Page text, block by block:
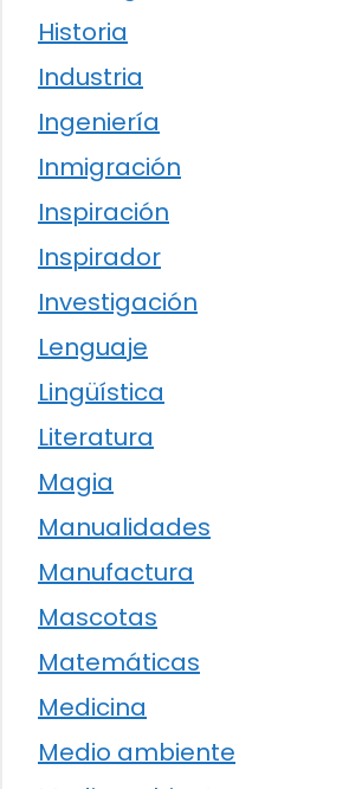
Historia
Industria
Ingeniería
Inmigración
Inspiración
Inspirador
Investigación
Lenguaje
Lingüística
Literatura
Magia
Manualidades
Manufactura
Mascotas
Matemáticas
Medicina
Medio ambiente